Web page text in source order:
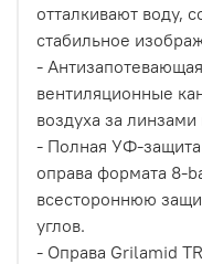
отталкивают воду,
стабильное
-
вентиляционные
воздуха за
- Полная УФ-
оправа формата 8-
всестороннюю
углов.
- Оправа Grilamid